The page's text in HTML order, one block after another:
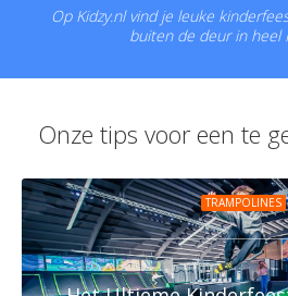
Op Kidzy.nl vind je leuke
buiten de deur in heel
Onze tips voor een te
TRAMPOLINES